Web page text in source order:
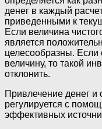
денег в каждый
приведенными к
Если величина
является
целесообразны. Если
величину, то такой
отклонить.
Привлечение денег и
регулируется с
эффективных